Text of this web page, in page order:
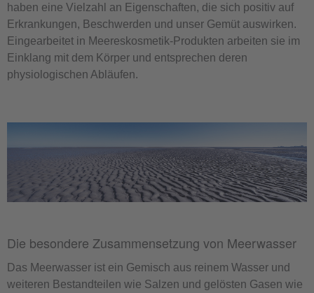
haben eine Vielzahl an Eigenschaften, die sich positiv auf
Erkrankungen, Beschwerden und unser Gemüt auswirken.
Eingearbeitet in Meereskosmetik-Produkten arbeiten sie im
Einklang mit dem Körper und entsprechen deren
physiologischen Abläufen.
Die besondere Zusammensetzung von Meerwasser
Das Meerwasser ist ein Gemisch aus reinem Wasser und
weiteren Bestandteilen wie Salzen und gelösten Gasen wie